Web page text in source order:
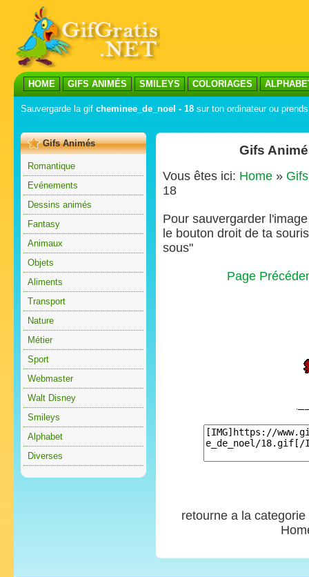
HOME GIFS ANIMÉS SMILEYS COLORIAGES
Sauvergarde la gif cheminee_de_noel - 18 sur ton ordinateur ou
Gifs Animés
Romantique
Evénements
Dessins animés
Fantasy
Animaux
Objets
Aliments
Transport
Nature
Métier
Sport
Webmaster
Walt Disney
Smileys
Alphabet
Diverses
Gifs
Vous êtes ici: Home »
18
Pour sauvergarder
le bouton droit de ta
sous"
Page
retourne a la categorie